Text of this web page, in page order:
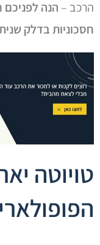
הרכב – הנה לפניכם
חסכוניות בדלק
טויוטה